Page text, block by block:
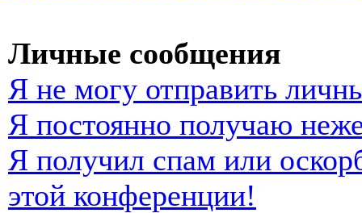
Личные сообщения
Я не могу отправить
Я постоянно получаю
Я получил спам или
этой конференции!